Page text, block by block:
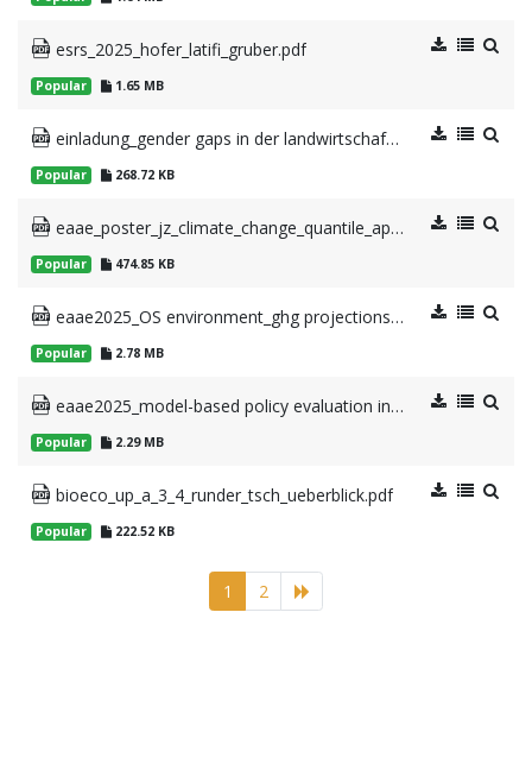
esrs_2025_hofer_latifi_gruber.pdf
Popular 1.65 MB
einladung_gender gaps in der landwirtschaft und im laendlichen raum 16_09_2025.pdf
Popular 268.72 KB
eaae_poster_jz_climate_change_quantile_approach.pdf
Popular 474.85 KB
eaae2025_OS environment_ghg projections mitigation_schoenhart et al.pdf
Popular 2.78 MB
eaae2025_model-based policy evaluation in agriculture_Schoenhart et al_final.pdf
Popular 2.29 MB
bioeco_up_a_3_4_runder_tsch_ueberblick.pdf
Popular 222.52 KB
1 2